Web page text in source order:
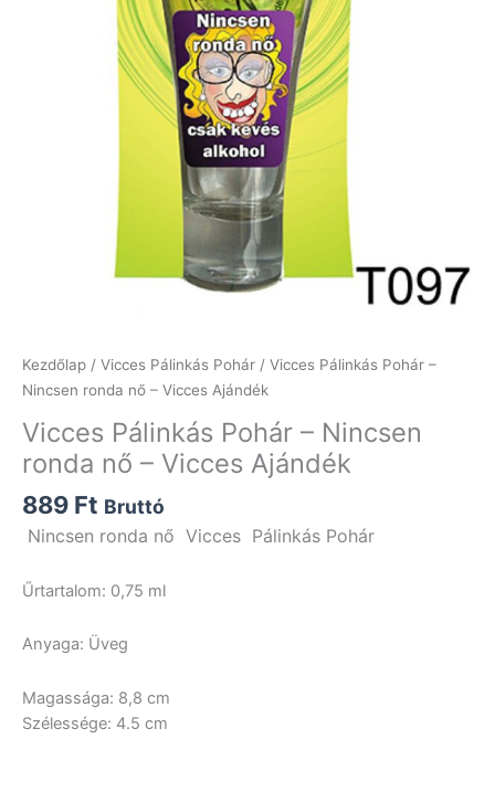
Kezdőlap / Vicces Pálinkás Pohár / Vicces Pálinkás Pohár –
Nincsen ronda nő – Vicces Ajándék
Vicces Pálinkás Pohár – Nincsen
ronda nő – Vicces Ajándék
889 Ft Bruttó
Nincsen ronda nő Vicces Pálinkás Pohár
Űrtartalom: 0,75 ml
Anyaga: Üveg
Magassága: 8,8 cm
Szélessége: 4.5 cm